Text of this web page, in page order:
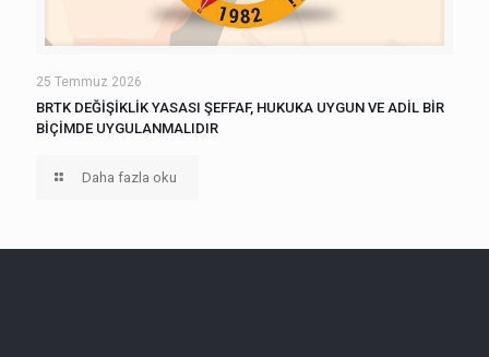
25 Temmuz 2026
BRTK DEĞİŞİKLİK YASASI ŞEFFAF, HUKUKA UYGUN VE ADİL BİR
BİÇİMDE UYGULANMALIDIR
Daha fazla oku